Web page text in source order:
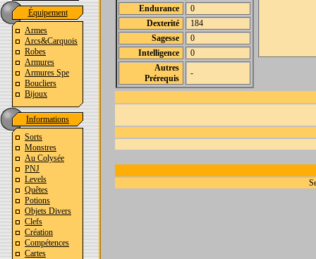
Équipement
Armes
Arcs&Carquois
Robes
Armures
Armures Spe
Boucliers
Bijoux
Informations
Sorts
Monstres
Au Colysée
PNJ
Levels
Quêtes
Potions
Objets Divers
Clefs
Création
Compétences
Cartes
Endurance
0
Dexterité
184
Sagesse
0
Intelligence
0
Autres
Prérequis
-